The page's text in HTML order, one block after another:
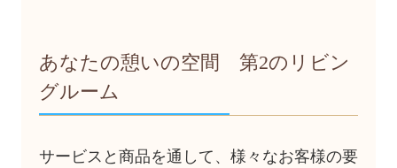
あなたの憩いの空間 第2のリビン
グルーム
サービスと商品を通して、様々なお客様の要